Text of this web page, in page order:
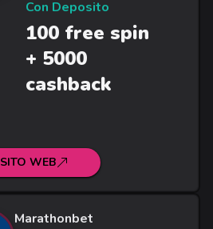
Con Deposito
100 free spin
+ 5000
cashback
SITO WEB
Marathonbet